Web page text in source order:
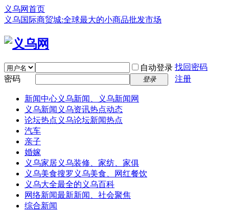
义乌网首页
义乌国际商贸城:全球最大的小商品批发市场
自动登录 找回密码
密码
登录 注册
新闻中心义乌新闻、义乌新闻网
义乌新闻 义乌资讯热点动态
论坛热点 义乌论坛新闻热点
汽车
亲子
婚嫁
义乌家居义乌装修、家纺、家俱
义乌美食搜罗义乌美食、网红餐饮
义乌大全最全的义乌百科
网络新闻最新新闻、社会聚焦
综合新闻